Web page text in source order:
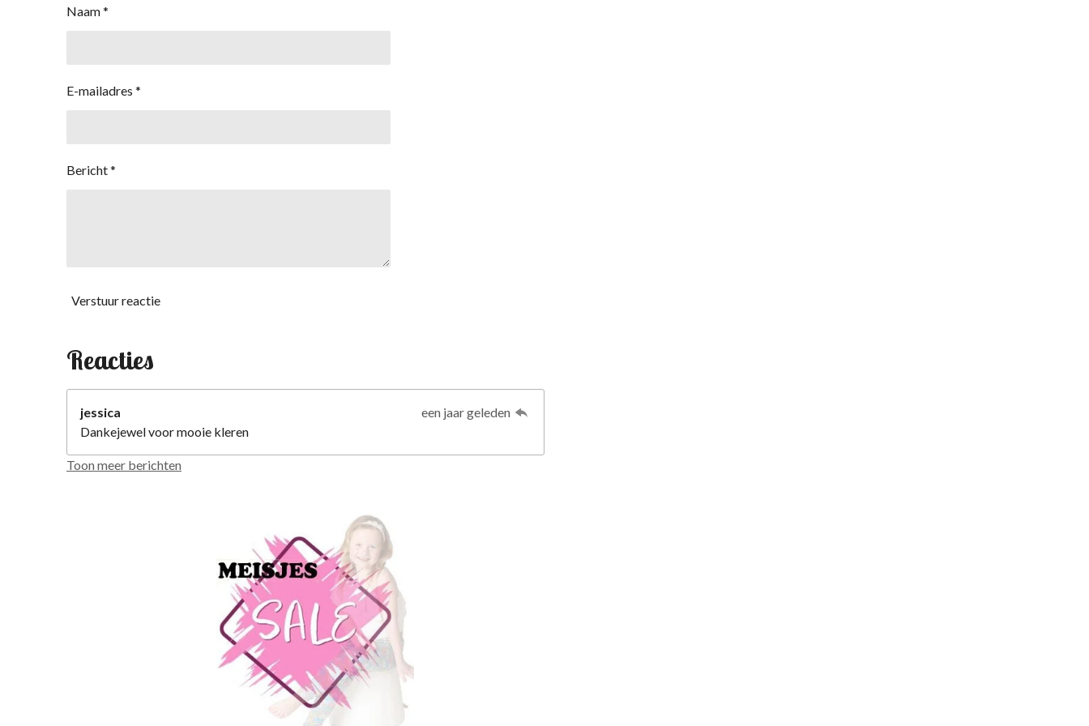
Naam *
E-mailadres *
Bericht *
Verstuur reactie
Reacties
jessica
een jaar geleden
Dankejewel voor mooie kleren
Toon meer berichten